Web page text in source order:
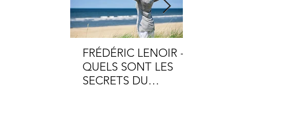
FRÉDÉRIC LENOIR -
QUELS SONT LES
SECRETS DU